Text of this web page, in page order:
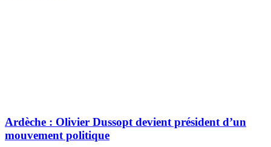
Ardèche : Olivier Dussopt devient président d’un
mouvement politique